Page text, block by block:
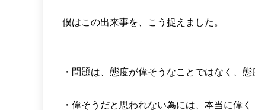
僕はこの出来事を、こう捉えました。
・問題は、態度が偉そうなことではなく、 態
・ 偉そうだと思われない為には、本当に偉